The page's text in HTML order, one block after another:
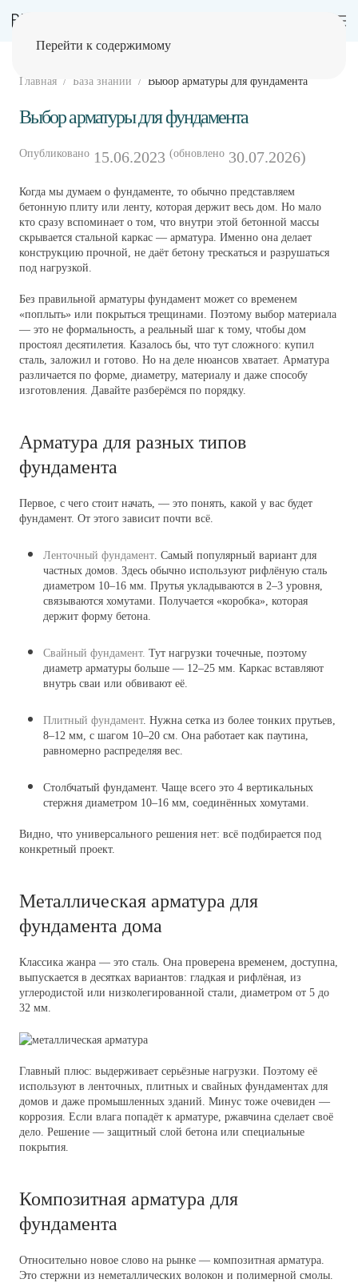
Перейти к содержимому
Главная База знаний Выбор арматуры для фундамента
Выбор арматуры для фундамента
Опубликовано 15.06.2023 (обновлено 30.07.2026)
Когда мы думаем о фундаменте, то обычно представляем
бетонную плиту или ленту, которая держит весь дом. Но мало
кто сразу вспоминает о том, что внутри этой бетонной массы
скрывается стальной каркас — арматура. Именно она делает
конструкцию прочной, не даёт бетону трескаться и разрушаться
под нагрузкой.
Без правильной арматуры фундамент может со временем
«поплыть» или покрыться трещинами. Поэтому выбор материала
— это не формальность, а реальный шаг к тому, чтобы дом
простоял десятилетия. Казалось бы, что тут сложного: купил
сталь, заложил и готово. Но на деле нюансов хватает. Арматура
различается по форме, диаметру, материалу и даже способу
изготовления. Давайте разберёмся по порядку.
Арматура для разных типов
фундамента
Первое, с чего стоит начать, — это понять, какой у вас будет
фундамент. От этого зависит почти всё.
Ленточный фундамент. Самый популярный вариант для
частных домов. Здесь обычно используют рифлёную сталь
диаметром 10–16 мм. Прутья укладываются в 2–3 уровня,
связываются хомутами. Получается «коробка», которая
держит форму бетона.
Свайный фундамент. Тут нагрузки точечные, поэтому
диаметр арматуры больше — 12–25 мм. Каркас вставляют
внутрь сваи или обвивают её.
Плитный фундамент. Нужна сетка из более тонких прутьев,
8–12 мм, с шагом 10–20 см. Она работает как паутина,
равномерно распределяя вес.
Столбчатый фундамент. Чаще всего это 4 вертикальных
стержня диаметром 10–16 мм, соединённых хомутами.
Видно, что универсального решения нет: всё подбирается под
конкретный проект.
Металлическая арматура для
фундамента дома
Классика жанра — это сталь. Она проверена временем, доступна,
выпускается в десятках вариантов: гладкая и рифлёная, из
углеродистой или низколегированной стали, диаметром от 5 до
32 мм.
Главный плюс: выдерживает серьёзные нагрузки. Поэтому её
используют в ленточных, плитных и свайных фундаментах для
домов и даже промышленных зданий. Минус тоже очевиден —
коррозия. Если влага попадёт к арматуре, ржавчина сделает своё
дело. Решение — защитный слой бетона или специальные
покрытия.
Композитная арматура для
фундамента
Относительно новое слово на рынке — композитная арматура.
Это стержни из неметаллических волокон и полимерной смолы.